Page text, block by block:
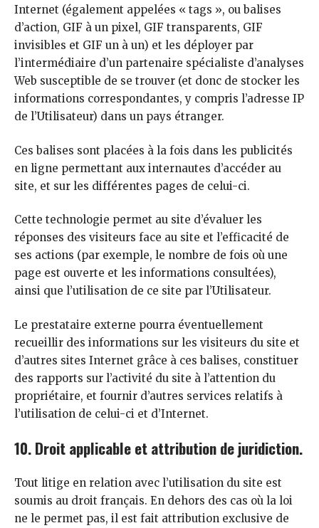
Internet (également appelées « tags », ou balises
d’action, GIF à un pixel, GIF transparents, GIF
invisibles et GIF un à un) et les déployer par
l’intermédiaire d’un partenaire spécialiste d’analyses
Web susceptible de se trouver (et donc de stocker les
informations correspondantes, y compris l’adresse IP
de l’Utilisateur) dans un pays étranger.
Ces balises sont placées à la fois dans les publicités
en ligne permettant aux internautes d’accéder au
site, et sur les différentes pages de celui-ci.
Cette technologie permet au site d’évaluer les
réponses des visiteurs face au site et l’efficacité de
ses actions (par exemple, le nombre de fois où une
page est ouverte et les informations consultées),
ainsi que l’utilisation de ce site par l’Utilisateur.
Le prestataire externe pourra éventuellement
recueillir des informations sur les visiteurs du site et
d’autres sites Internet grâce à ces balises, constituer
des rapports sur l’activité du site à l’attention du
propriétaire, et fournir d’autres services relatifs à
l’utilisation de celui-ci et d’Internet.
10. Droit applicable et attribution de juridiction.
Tout litige en relation avec l’utilisation du site est
soumis au droit français. En dehors des cas où la loi
ne le permet pas, il est fait attribution exclusive de